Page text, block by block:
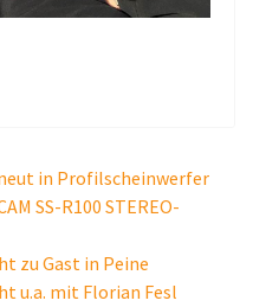
in Profilscheinwerfer
SS-R100 STEREO-
zu Gast in Peine
u.a. mit Florian Fesl